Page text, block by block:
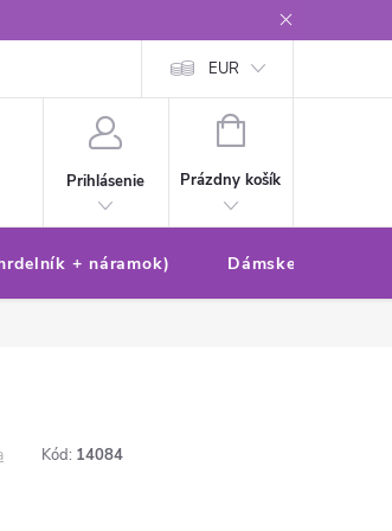
Ochrana osobných údajov
EUR
Prihlásenie
NÁKUPNÝ
Prázdny košík
+ náramok) Dámske sety
Kód: 14084